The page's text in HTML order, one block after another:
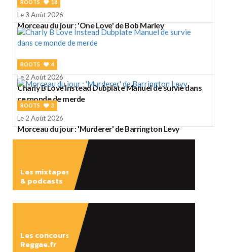
ROOTS 18
Le 3 Août 2026
Morceau du jour : 'One Love' de Bob Marley
ROOTS 4
Le 2 Août 2026
Charly B Love Instead Dubplate Manuel de survie dans
ce monde de merde
ROOTS 3
Le 2 Août 2026
Morceau du jour : 'Murderer' de Barrington Levy
Les mixtapes
& podcasts
Les concours
Reggae.fr